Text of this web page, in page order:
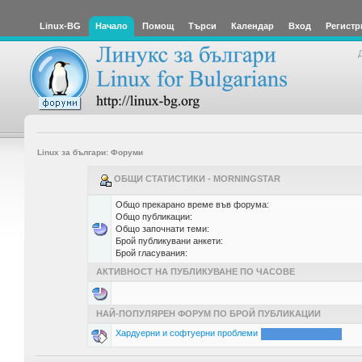
Linux-BG Начало Помощ Търси Календар Вход
Linux за българи: Форуми
ОБЩИ СТАТИСТИКИ - MORNINGSTAR
Общо прекарано време във форума:
Общо публикации:
Общо започнати теми:
Брой публикувани анкети:
Брой гласувания:
АКТИВНОСТ НА ПУБЛИКУВАНЕ ПО ЧАСОВЕ
НАЙ-ПОПУЛЯРЕН ФОРУМ ПО БРОЙ ПУБЛИКАЦИИ
Хардуерни и софтуерни проблеми